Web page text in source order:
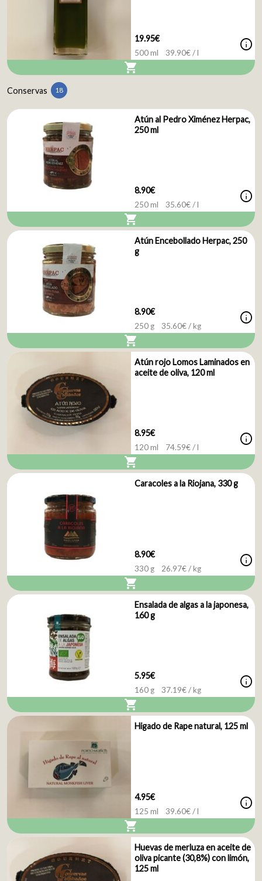
19.95€
500 ml 39.90€ / l info
shopping_cart
Conservas 18
Atún al Pedro Ximénez Herpac,
250 ml
8.90€
250 ml 35.60€ / l info
shopping_cart
Atún Encebollado Herpac, 250
g
8.90€
250 g 35.60€ / kg info
shopping_cart
Atún rojo Lomos Laminados en
aceite de oliva, 120 ml
8.95€
120 ml 74.59€ / l info
shopping_cart
Caracoles a la Riojana, 330 g
8.90€
330 g 26.97€ / kg info
shopping_cart
Ensalada de algas a la japonesa,
160 g
5.95€
160 g 37.19€ / kg info
shopping_cart
Higado de Rape natural, 125 ml
4.95€
125 ml 39.60€ / l info
shopping_cart
Huevas de merluza en aceite de
oliva picante (30,8%) con limón,
125 ml